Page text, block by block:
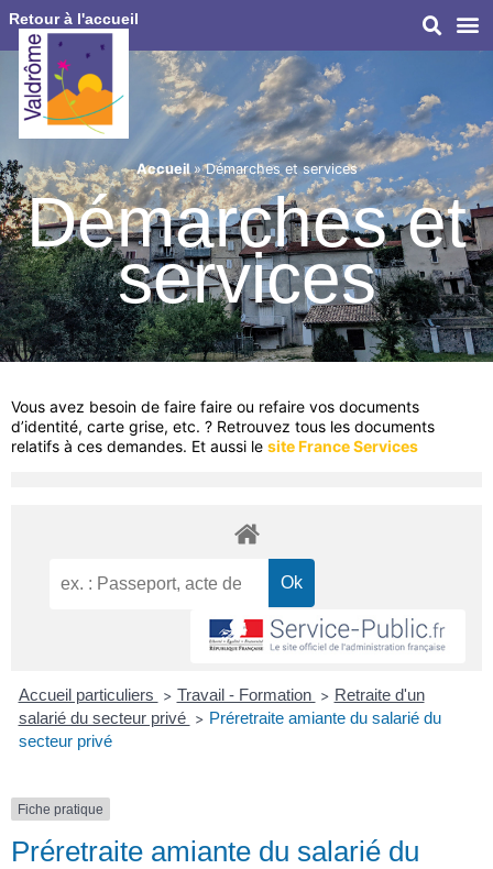
Retour à l'accueil
Accueil»Démarches et services
Démarches et
services
Vous avez besoin de faire faire ou refaire vos documents
d’identité, carte grise, etc. ? Retrouvez tous les documents
relatifs à ces demandes. Et aussi le site France Services
Accueil particuliers > Travail - Formation > Retraite d'un
salarié du secteur privé > Préretraite amiante du salarié du
secteur privé
Fiche pratique
Préretraite amiante du salarié du